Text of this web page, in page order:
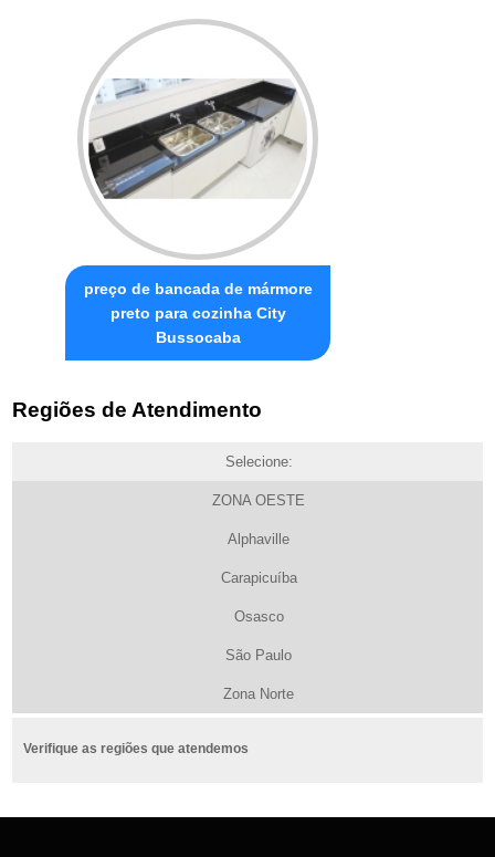
preço de bancada de mármore
preto para cozinha City
Bussocaba
Regiões de Atendimento
Selecione:
ZONA OESTE
Alphaville
Carapicuíba
Osasco
São Paulo
Zona Norte
Verifique as regiões que atendemos